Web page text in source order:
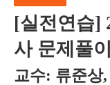
[실전연습]
사 문제풀이
교수: 류준상